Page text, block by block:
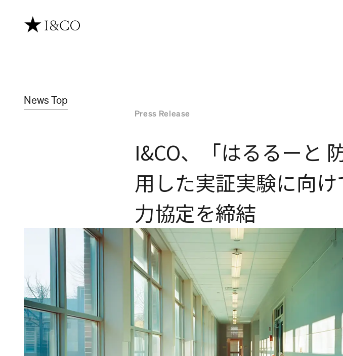
News Top
Press Release
I&CO、「はるるーと
用した実証実験に向
力協定を締結